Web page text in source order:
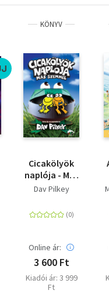
KÖNYV
Cicakölyök
naplója - Más
szemmel
Dav Pilkey
Online ár:
3 600 Ft
Kiadói ár: 3 999
Ft